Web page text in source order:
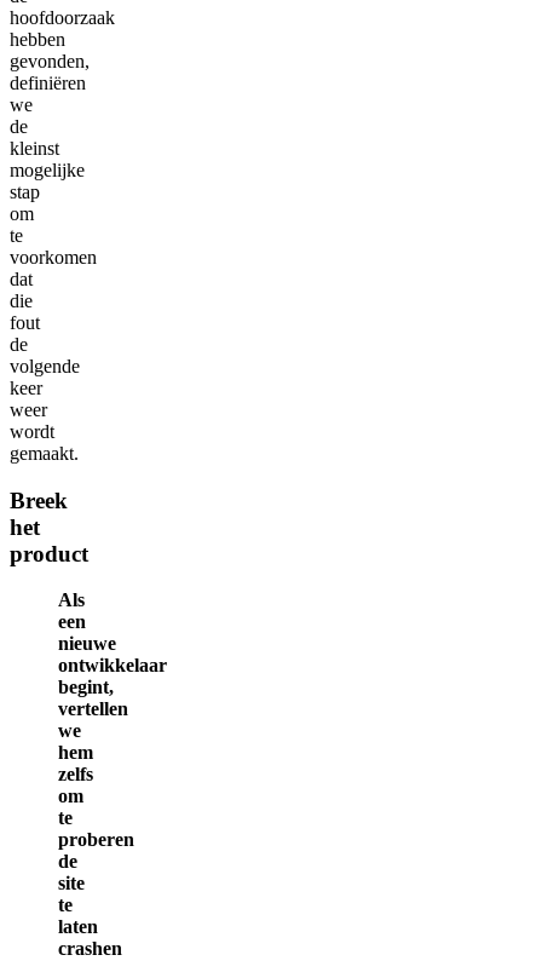
hoofdoorzaak
hebben
gevonden,
definiëren
we
de
kleinst
mogelijke
stap
om
te
voorkomen
dat
die
fout
de
volgende
keer
weer
wordt
gemaakt.
Breek
het
product
Als
een
nieuwe
ontwikkelaar
begint,
vertellen
we
hem
zelfs
om
te
proberen
de
site
te
laten
crashen